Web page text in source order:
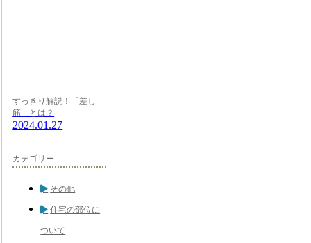
すっきり解説！「差し
筋」とは？
2024.01.27
カテゴリー
その他
住宅の部位に
ついて